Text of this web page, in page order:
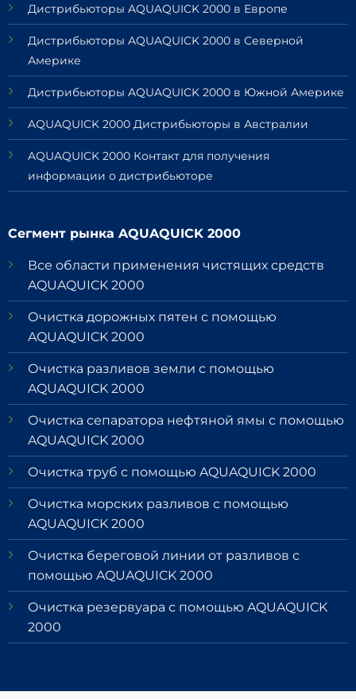
Дистрибьюторы AQUAQUICK 2000 в Европе
Дистрибьюторы AQUAQUICK 2000 в Северной
Америке
Дистрибьюторы AQUAQUICK 2000 в Южной Америке
AQUAQUICK 2000 Дистрибьюторы в Австралии
AQUAQUICK 2000 Контакт для получения
информации о дистрибьюторе
Сегмент рынка AQUAQUICK 2000
Все области применения чистящих средств
AQUAQUICK 2000
Очистка дорожных пятен с помощью
AQUAQUICK 2000
Очистка разливов земли с помощью
AQUAQUICK 2000
Очистка сепаратора нефтяной ямы с помощью
AQUAQUICK 2000
Очистка труб с помощью AQUAQUICK 2000
Очистка морских разливов с помощью
AQUAQUICK 2000
Очистка береговой линии от разливов с
помощью AQUAQUICK 2000
Очистка резервуара с помощью AQUAQUICK
2000